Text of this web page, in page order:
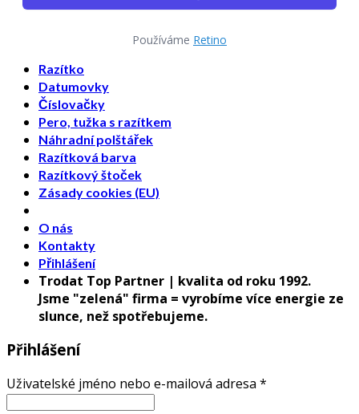
Používáme Retino
Razítko
Datumovky
Číslovačky
Pero, tužka s razítkem
Náhradní polštářek
Razítková barva
Razítkový štoček
Zásady cookies (EU)
O nás
Kontakty
Přihlášení
Trodat Top Partner | kvalita od roku 1992.
Jsme "zelená" firma = vyrobíme více energie ze
slunce, než spotřebujeme.
Přihlášení
Uživatelské jméno nebo e-mailová adresa *